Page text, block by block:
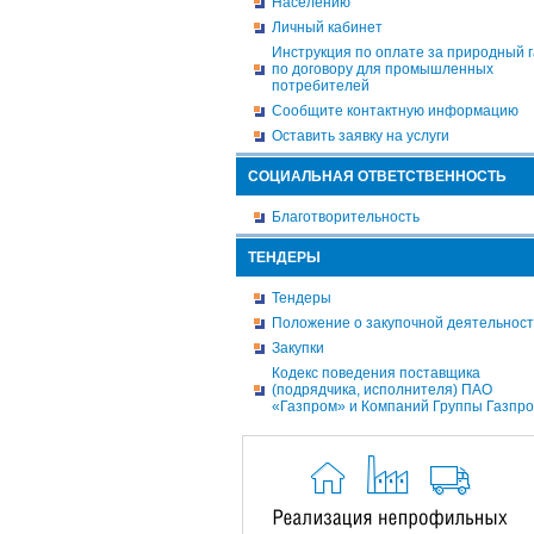
Личный кабинет
Инструкция по оплате за природный
по договору для промышленных
потребителей
Сообщите контактную информацию
Оставить заявку на услуги
СОЦИАЛЬНАЯ ОТВЕТСТВЕННОСТЬ
Благотворительность
ТЕНДЕРЫ
Тендеры
Положение о закупочной
Закупки
Кодекс поведения поставщика
(подрядчика, исполнителя) ПАО
«Газпром» и Компаний Группы